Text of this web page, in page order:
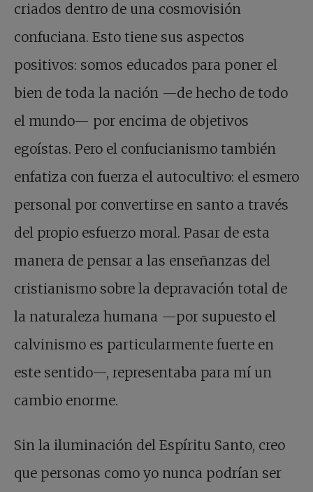
criados dentro de una cosmovisión
confuciana. Esto tiene sus aspectos
positivos: somos educados para poner el
bien de toda la nación —de hecho de todo
el mundo— por encima de objetivos
egoístas. Pero el confucianismo también
enfatiza con fuerza el autocultivo: el esmero
personal por convertirse en santo a través
del propio esfuerzo moral. Pasar de esta
manera de pensar a las enseñanzas del
cristianismo sobre la depravación total de
la naturaleza humana —por supuesto el
calvinismo es particularmente fuerte en
este sentido—, representaba para mí un
cambio enorme.
Sin la iluminación del Espíritu Santo, creo
que personas como yo nunca podrían ser